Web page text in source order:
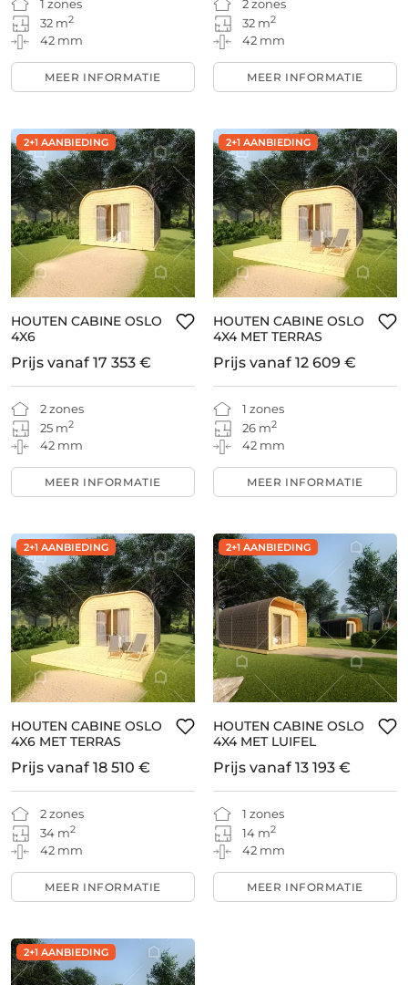
1 zones
32 m2
42 mm
MEER INFORMATIE
2 zones
32 m2
42 mm
MEER INFORMATIE
2+1 AANBIEDING
HOUTEN CABINE OSLO
4X6
2 zones
25 m2
42 mm
Prijs vanaf 17 353 €
MEER INFORMATIE
2+1 AANBIEDING
HOUTEN CABINE OSLO
4X4 MET TERRAS
1 zones
26 m2
42 mm
Prijs vanaf 12 609 €
MEER INFORMATIE
2+1 AANBIEDING
HOUTEN CABINE OSLO
4X6 MET TERRAS
2 zones
34 m2
42 mm
Prijs vanaf 18 510 €
MEER INFORMATIE
2+1 AANBIEDING
HOUTEN CABINE OSLO
4X4 MET LUIFEL
1 zones
14 m2
42 mm
Prijs vanaf 13 193 €
MEER INFORMATIE
2+1 AANBIEDING